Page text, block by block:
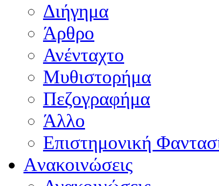
Διήγημα
Άρθρο
Ανένταχτο
Μυθιστορήμα
Πεζογραφήμα
Άλλο
Επιστημονική
Aνακοινώσεις